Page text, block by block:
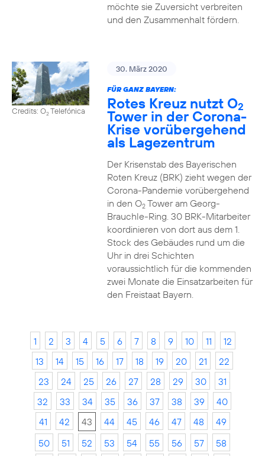
möchte sie Zuversicht verbreiten
und den Zusammenhalt fördern.
Credits: O2Telefónica
30. März 2020
FÜR GANZ BAYERN:
Rotes Kreuz nutzt O2
Tower in der Corona-
Krise vorübergehend
als Lagezentrum
Der Krisenstab des Bayerischen
Roten Kreuz (BRK) zieht wegen der
Corona-Pandemie vorübergehend
in den O2Tower am Georg-
Brauchle-Ring. 30 BRK-Mitarbeiter
koordinieren von dort aus dem 1.
Stock des Gebäudes rund um die
Uhr in drei Schichten
voraussichtlich für die kommenden
zwei Monate die Einsatzarbeiten für
den Freistaat Bayern.
1 2 3 4 5 6 7 8 9 10 11
12
13
14 15 16 17 18 19 20 21
22
23
24 25 26 27 28 29 30
31
32
33 34 35 36 37 38 39
40
41
42 43 44 45 46 47 48
49
50
51 52 53 54 55 56 57
58